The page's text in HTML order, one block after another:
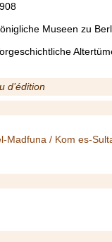
Museen zu
d’édition
Madfuna / Kom es-